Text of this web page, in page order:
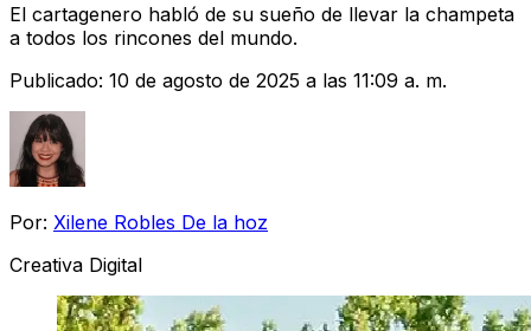
El cartagenero habló de su sueño de llevar la champeta
a todos los rincones del mundo.
Publicado: 10 de agosto de 2025 a las 11:09 a. m.
Por: Xilene Robles De la hoz
Creativa Digital